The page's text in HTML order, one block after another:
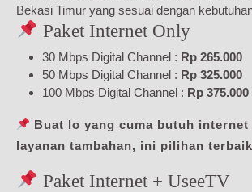
Bekasi Timur yang sesuai dengan
Paket Internet Only
30 Mbps Digital Channel : Rp 265.000
50 Mbps Digital Channel : Rp 325.000
100 Mbps Digital Channel : Rp 375.000
Buat lo yang cuma butuh internet
layanan tambahan, ini pilihan
Paket Internet + UseeTV